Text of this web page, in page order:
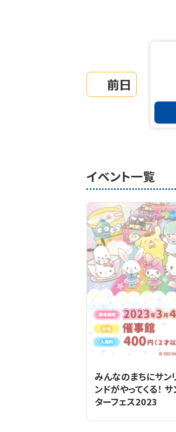
前日
イベント一覧
みんなのまちにサン
ンドがやってくる！
ターフェス2023